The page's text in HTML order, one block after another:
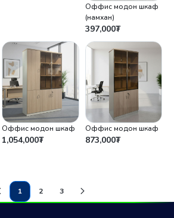
Оффис модон шкаф
(намхан)
397,000₮
Оффис модон шкаф
1,054,000₮
Оффис модон шкаф
873,000₮
1
(current)
2 3